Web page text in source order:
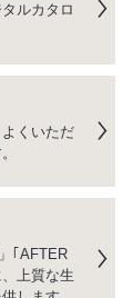
ルカタロ
くいただ
｢AFTER
上質な生